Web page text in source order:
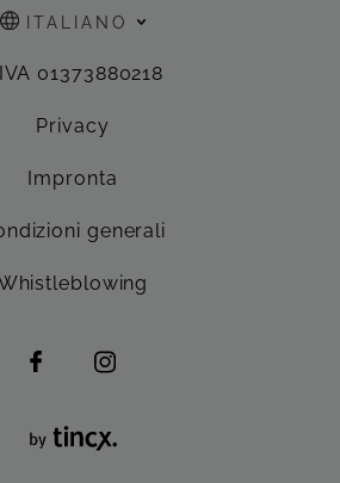
ITALIANO
01373880218
Privacy
Impronta
generali